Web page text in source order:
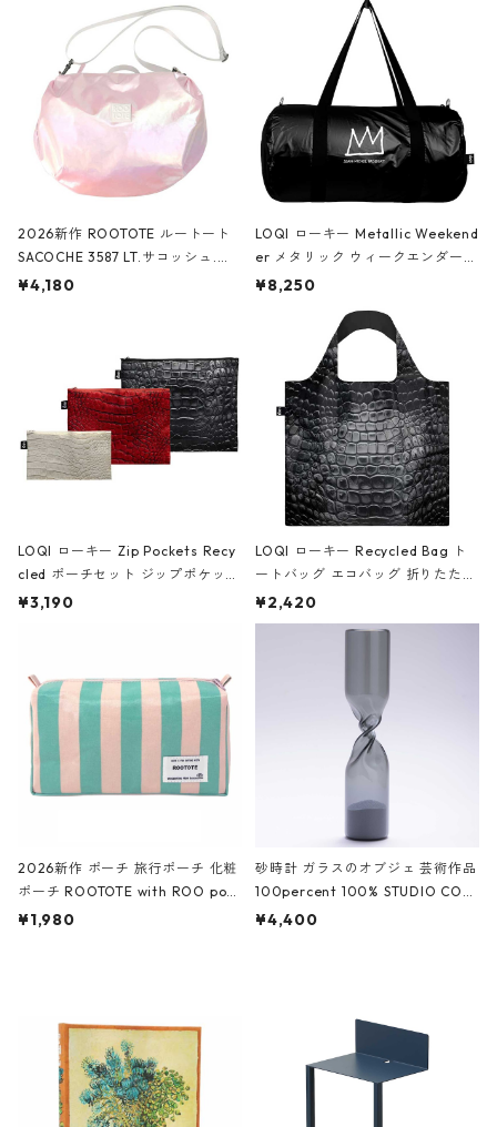
2026新作 ROOTOTE ルートート
SACOCHE 3587 LT.サコッシュ.ル
ミエ-B ショルダーバッグ グロスピ
¥4,180
LOQI ローキー Metallic Weekend
er メタリック ウィークエンダー
ボストンバッグ ショルダーバッグ
Black ジャン=ミッシェル・バスキ
ア/クラウン ブラック
¥8,250
LOQI ローキー Zip Pockets Recy
cled ポーチセット ジップポケット
ファスナーポーチ 撥水加工 トラベ
ーガンディー、オフホワイト
¥3,190
LOQI ローキー Recycled Bag ト
ートバッグ エコバッグ 折りたたみ
大きめ 撥水加工 収納ポーチ CRO
CODILE/Black クロコダイル/ブラ
¥2,420
2026新作 ポーチ 旅行ポーチ 化粧
ポーチ ROOTOTE with ROO pou
ch 3532 ルートート WR.ポーチ.ラ
¥1,980
砂時計 ガラスのオブジェ 芸術作品
100percent 100% STUDIO COH
AKU Timeless 100パーセント ス
¥4,400